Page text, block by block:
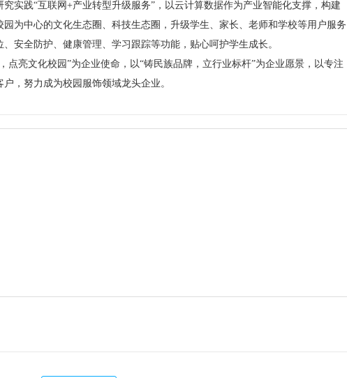
实践“互联网+产业转型升级服务”，以云计算数据作为产业智能化支撑，构建
为中心的文化生态圈、科技生态圈，升级学生、家长、老师和学校等用户服务
安全防护、健康管理、学习跟踪等功能，贴心呵护学生成长。
点亮文化校园”为企业使命，以“铸民族品牌，立行业标杆”为企业愿景，以专注
，努力成为校园服饰领域龙头企业。